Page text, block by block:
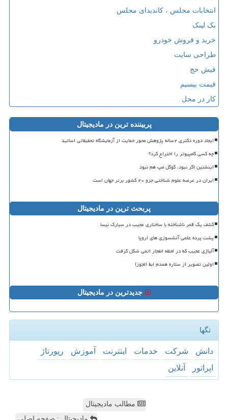
انتخابات مجلس ، کاندیدای مجلس
بک لینک
خرید و فروش خودرو
طراحی سایت
فیش حج
قیمت بیسیم
کار در محل
پربیننده ترین در مادیجیتال
ایجاد دوره دکتری ۲ساله پژوهش محور حمایت از آزمایشگاه تحقیقاتی اساتید
چه کسی کامپیوتر را اختراع کرد؟
اینشتین اگر نبود، گوگل مپ هم نبود
ایران در عرصه علوم شناختی جزو ۲۰ کشور برتر جهان است
پربحث ترین در مادیجیتال
کشف یک قمر ناشناخته با ساختاری عجیب در سیارک نیسا
پشت پرده علمی آتشسوزی های اروپا
آلیاژی عجیب که در لحظه انفجار اتمی شکل گرفت
اولین تصویر از ستاره همدم ابط الجوزا
جدیدترین در مادیجیتال
تگها
دانش شركت خدمات اینترنت آموزش
رپورتاژ
اپراتور
آنلاین
مطالب مادیجیتال